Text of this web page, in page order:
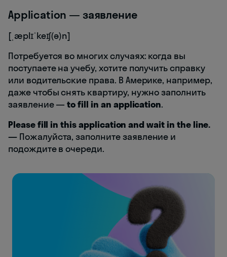
Application — заявление
[ˌæplɪˈkeɪʃ(ə)n]
Потребуется во многих случаях: когда вы
поступаете на учебу, хотите получить справку
или водительские права. В Америке, например,
даже чтобы снять квартиру, нужно заполнить
заявление —to fill in an application.
Please fill in this application and wait in the line.
—Пожалуйста, заполните заявление и
подождите в очереди.